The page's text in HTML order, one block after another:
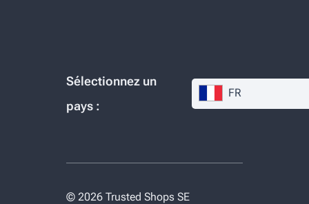
Sélectionnez un
pays :
FR
© 2026 Trusted Shops SE